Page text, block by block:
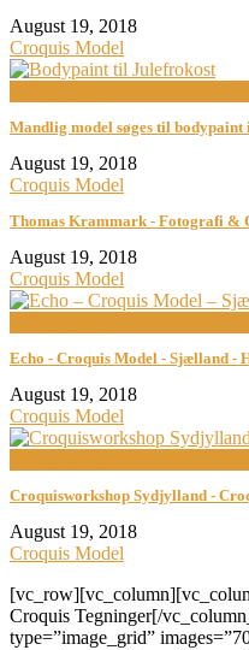
August 19, 2018
Croquis Model
Mandlig model søges til bodypaint
August 19, 2018
Croquis Model
Thomas Krammark - Fotografi &
August 19, 2018
Croquis Model
Echo - Croquis Model - Sjælland -
August 19, 2018
Croquis Model
Croquisworkshop Sydjylland -
August 19, 2018
Croquis Model
Croquis Tegninger[/
type=”image_grid”